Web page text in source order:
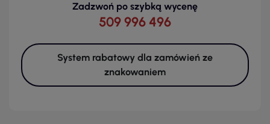
Zadzwoń po szybką wycenę
509 996 496
System rabatowy dla zamówień ze
znakowaniem